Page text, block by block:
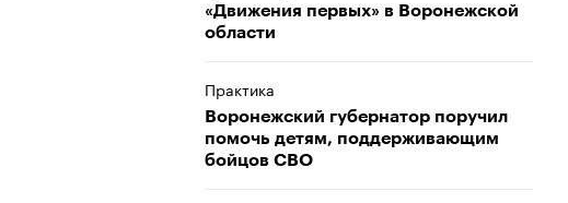
«Движения первых» в Воронежской
области
Практика
Воронежский губернатор поручил
помочь детям, поддерживающим
бойцов СВО